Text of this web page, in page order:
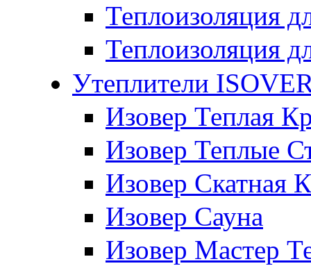
Теплоизоляция
Теплоизоляция
Утеплители
Изовер Теплая
Изовер Теплые
Изовер Скатная
Изовер Сауна
Изовер Мастер